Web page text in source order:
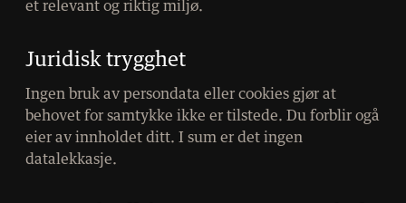
et relevant og riktig miljø.
Juridisk trygghet
Ingen bruk av persondata eller cookies gjør at
behovet for samtykke ikke er tilstede. Du forblir ogå
eier av innholdet ditt. I sum er det ingen
datalekkasje.